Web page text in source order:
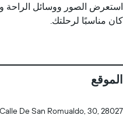
استعرض الصور ووسائل الراحة
كان مناسبًا لرحلتك.
الموقع
Calle De San Romualdo, 30, 28027 مدريد